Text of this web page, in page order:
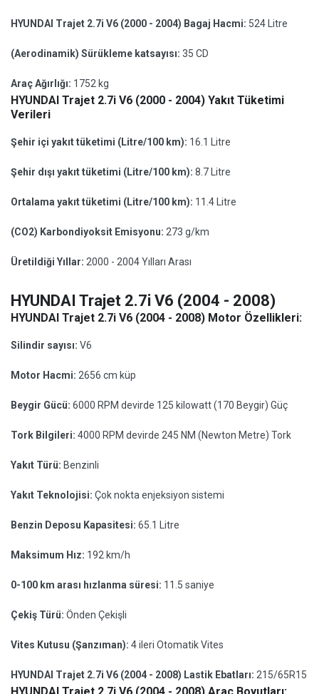
HYUNDAI Trajet 2.7i V6 (2000 - 2004) Bagaj Hacmi: 524 Litre
(Aerodinamik) Sürükleme katsayısı: 35 CD
Araç Ağırlığı: 1752 kg
HYUNDAI Trajet 2.7i V6 (2000 - 2004) Yakıt Tüketimi
Verileri
Şehir içi yakıt tüketimi (Litre/100 km): 16.1 Litre
Şehir dışı yakıt tüketimi (Litre/100 km): 8.7 Litre
Ortalama yakıt tüketimi (Litre/100 km): 11.4 Litre
(CO2) Karbondiyoksit Emisyonu: 273 g/km
Üretildiği Yıllar: 2000 - 2004 Yılları Arası
HYUNDAI Trajet 2.7i V6 (2004 - 2008)
HYUNDAI Trajet 2.7i V6 (2004 - 2008) Motor Özellikleri:
Silindir sayısı: V6
Motor Hacmi: 2656 cm küp
Beygir Gücü: 6000 RPM devirde 125 kilowatt (170 Beygir) Güç
Tork Bilgileri: 4000 RPM devirde 245 NM (Newton Metre) Tork
Yakıt Türü: Benzinli
Yakıt Teknolojisi: Çok nokta enjeksiyon sistemi
Benzin Deposu Kapasitesi: 65.1 Litre
Maksimum Hız: 192 km/h
0-100 km arası hızlanma süresi: 11.5 saniye
Çekiş Türü: Önden Çekişli
Vites Kutusu (Şanzıman): 4 ileri Otomatik Vites
HYUNDAI Trajet 2.7i V6 (2004 - 2008) Lastik Ebatları: 215/65R15